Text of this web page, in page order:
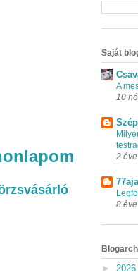
Saját
A
10
2 éve
8 éve
► 2026